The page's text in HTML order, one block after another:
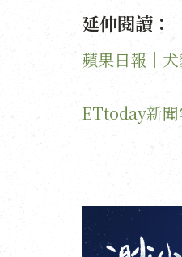
延伸閱讀：
蘋果日報｜
ETtoday新